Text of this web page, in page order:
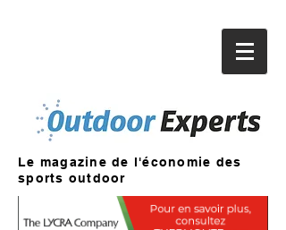
Le magazine de l'économie des
sports outdoor